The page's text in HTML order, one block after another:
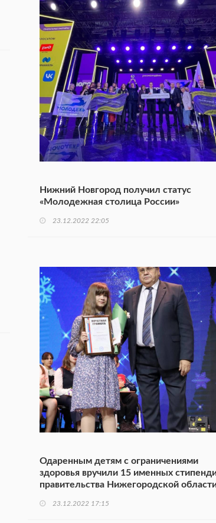
Нижний Новгород получил статус
«Молодежная столица России»
23.12.2022 22:05
Одаренным детям с ограничениями
здоровья вручили 15 именных
правительства Нижегородской
23.12.2022 17:15